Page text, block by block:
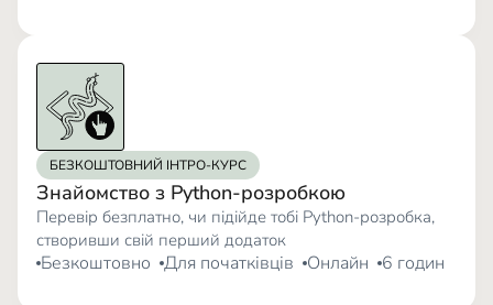
БЕЗКОШТОВНИЙ ІНТРО-КУРС
Знайомство з Python-розробкою
Перевір безплатно, чи підійде тобі Python-розробка,
створивши свій перший додаток
Безкоштовно Для початківців Онлайн 6 годин